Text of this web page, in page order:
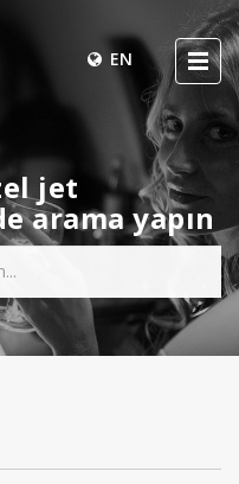
EN
jet
arama yapın